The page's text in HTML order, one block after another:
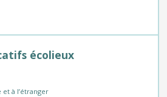
écolieux
et à l’étranger